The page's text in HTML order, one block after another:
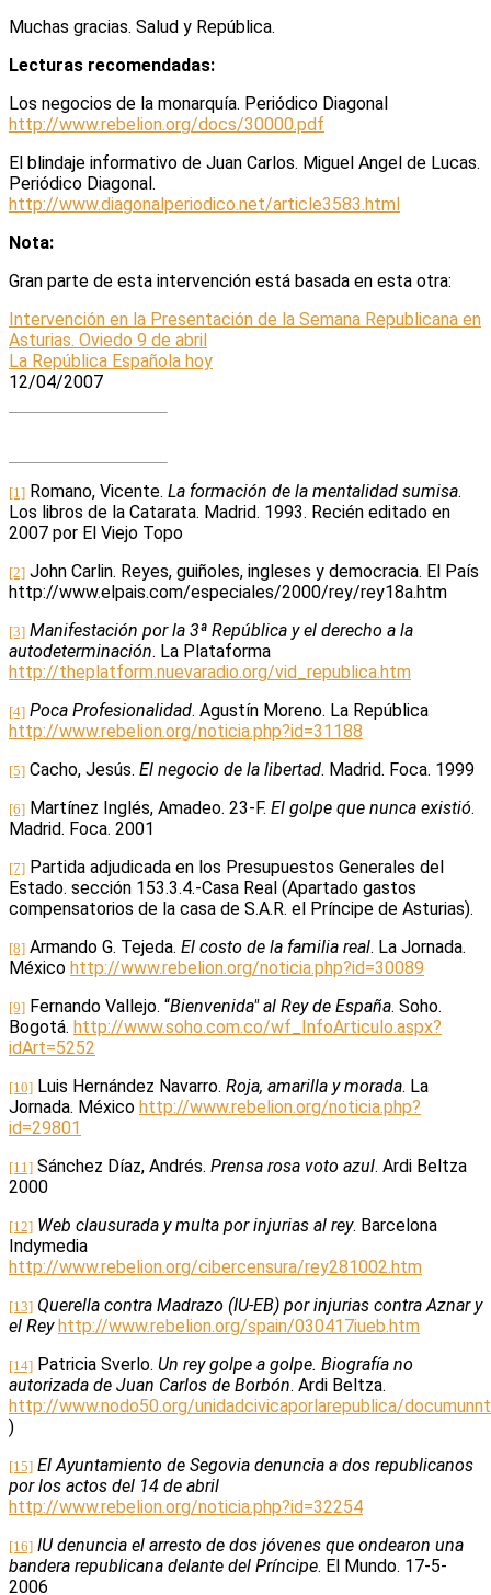
Muchas gracias. Salud y República.
Lecturas recomendadas:
Los negocios de la monarquía. Periódico Diagonal
http://www.rebelion.org/docs/30000.pdf
El blindaje informativo de Juan Carlos. Miguel Angel de Lucas.
Periódico Diagonal.
http://www.diagonalperiodico.net/article3583.html
Nota:
Gran parte de esta intervención está basada en esta otra:
Intervención en la Presentación de la Semana Republicana en
Asturias. Oviedo 9 de abril
La República Española hoy
12/04/2007
[1] Romano, Vicente. La formación de la mentalidad sumisa.
Los libros de la Catarata. Madrid. 1993. Recién editado en
2007 por El Viejo Topo
[2] John Carlin. Reyes, guiñoles, ingleses y democracia. El País
http://www.elpais.com/especiales/2000/rey/rey18a.htm
[3] Manifestación por la 3ª República y el derecho a la
autodeterminación. La Plataforma
http://theplatform.nuevaradio.org/vid_republica.htm
[4] Poca Profesionalidad. Agustín Moreno. La República
http://www.rebelion.org/noticia.php?id=31188
[5] Cacho, Jesús. El negocio de la libertad. Madrid. Foca. 1999
[6] Martínez Inglés, Amadeo. 23-F. El golpe que nunca existió.
Madrid. Foca. 2001
[7] Partida adjudicada en los Presupuestos Generales del
Estado. sección 153.3.4.-Casa Real (Apartado gastos
compensatorios de la casa de S.A.R. el Príncipe de Asturias).
[8] Armando G. Tejeda. El costo de la familia real. La Jornada.
México http://www.rebelion.org/noticia.php?id=30089
[9] Fernando Vallejo. “Bienvenida" al Rey de España. Soho.
Bogotá. http://www.soho.com.co/wf_InfoArticulo.aspx?
idArt=5252
[10] Luis Hernández Navarro. Roja, amarilla y morada. La
Jornada. México http://www.rebelion.org/noticia.php?
id=29801
[11] Sánchez Díaz, Andrés. Prensa rosa voto azul. Ardi Beltza
2000
[12] Web clausurada y multa por injurias al rey. Barcelona
Indymedia
http://www.rebelion.org/cibercensura/rey281002.htm
[13] Querella contra Madrazo (IU-EB) por injurias contra Aznar y
el Rey http://www.rebelion.org/spain/030417iueb.htm
[14] Patricia Sverlo. Un rey golpe a golpe. Biografía no
autorizada de Juan Carlos de Borbón. Ardi Beltza.
http://www.nodo50.org/unidadcivicaporlarepublica/
)
[15] El Ayuntamiento de Segovia denuncia a dos republicanos
por los actos del 14 de abril
http://www.rebelion.org/noticia.php?id=32254
[16] IU denuncia el arresto de dos jóvenes que ondearon una
bandera republicana delante del Príncipe. El Mundo. 17-5-
2006